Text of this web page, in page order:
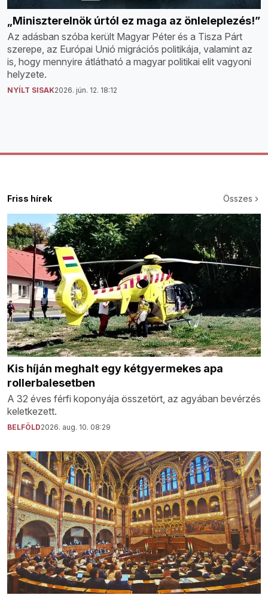
„Miniszterelnök úrtól ez maga az önleleplezés!”
Az adásban szóba került Magyar Péter és a Tisza Párt
szerepe, az Európai Unió migrációs politikája, valamint az
is, hogy mennyire átlátható a magyar politikai elit vagyoni
helyzete.
NYÍLT SISAK2026. jún. 12. 18:12
Friss hírek Összes
Kis híján meghalt egy kétgyermekes apa
rollerbalesetben
A 32 éves férfi koponyája összetört, az agyában bevérzés
keletkezett.
BELFÖLD2026. aug. 10. 08:29